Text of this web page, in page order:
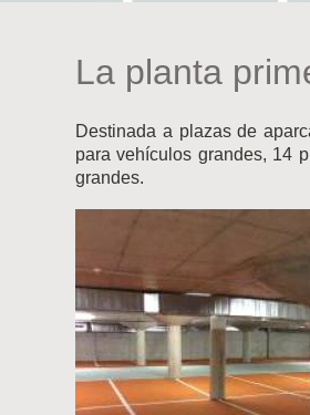
La planta
Destinada a plazas de
para vehículos grandes, 14
grandes.